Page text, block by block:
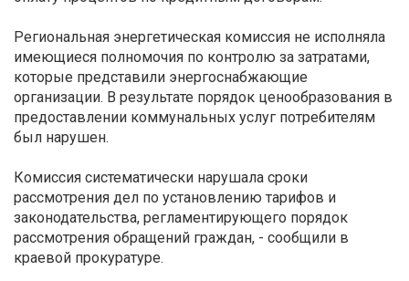
Региональная энергетическая комиссия не исполняла
имеющиеся полномочия по контролю за затратами,
которые представили энергоснабжающие
организации. В результате порядок ценообразования в
предоставлении коммунальных услуг потребителям
был нарушен.
Комиссия систематически нарушала сроки
рассмотрения дел по установлению тарифов и
законодательства, регламентирующего порядок
рассмотрения обращений граждан, - сообщили в
краевой прокуратуре.